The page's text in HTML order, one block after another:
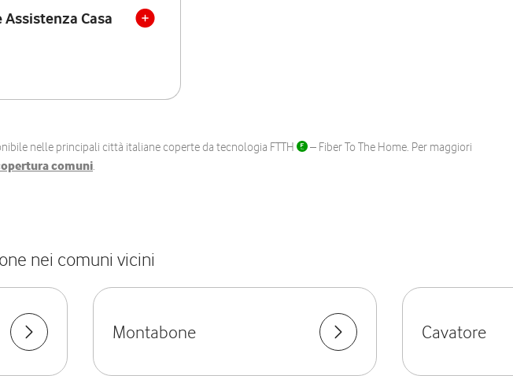
Casa
nelle principali città italiane coperte da tecnologia FTTH
– Fiber To The Home. Per maggiori
comuni.
nei comuni vicini
Montabone Cavatore